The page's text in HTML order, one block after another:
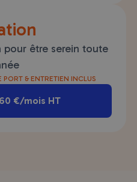
pour être serein toute
PORT & ENTRETIEN INCLUS
€/mois HT